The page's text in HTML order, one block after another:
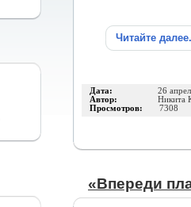
Читайте
Дата: 26
Автор: Никита
Просмотров: 7308
«Впереди